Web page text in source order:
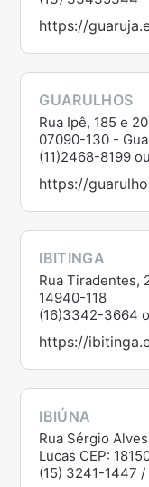
https://
GUARULHOS
Rua Ipê, 185 e
07090-130 -
(11)2468-8199
https://
IBITINGA
Rua Tiradentes,
14940-118
(16)3342-3664
https://
IBIÚNA
Rua Sérgio
Lucas CEP:
(15) 3241-1447